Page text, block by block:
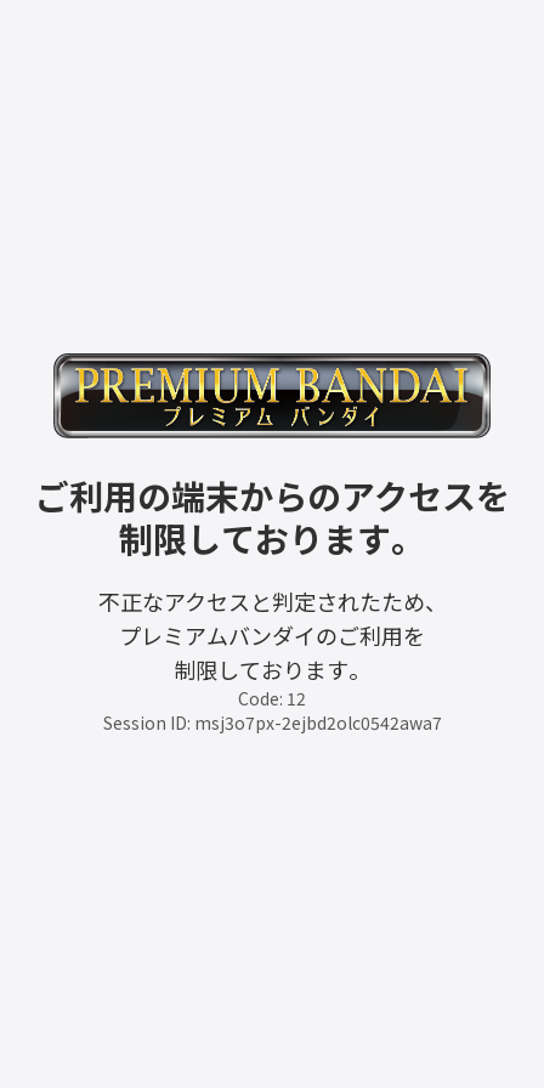
ご利用の端末からのアクセスを
制限しております。
不正なアクセスと判定されたため、
プレミアムバンダイのご利用を
制限しております。
Code: 12
Session ID: msj3o7px-2ejbd2olc0542awa7